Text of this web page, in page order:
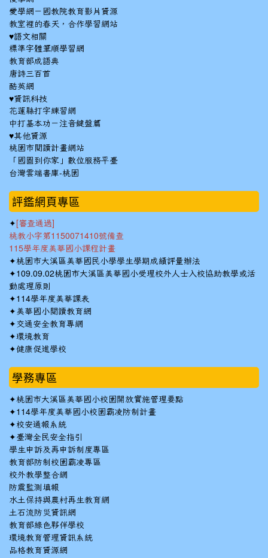
愛學網－國教院教育影片資源
教室裡的春天，合作學習網站
♥語文相關
標準字體筆順學習網
教育部成語典
唐詩三百首
酷英網
♥資訊科技
花蓮縣打字練習網
中打基本功－注音鍵盤篇
♥其他資源
桃園市閱讀計畫網站
「國圖到你家」數位服務平臺
台灣雲端書庫-桃園
::: 評鑑網頁專區
✦ [審查通過]
桃教小字第1150071410號備查
115學年度美華國小課程計畫
✦桃園市大溪區美華國民小學學生學期成績評量辦法
✦109.09.02桃園市大溪區美華國小受理校外人士入校協助教學或活
動處理原則
✦114學年度美華課表
✦美華國小閱讀教育網
✦ 交通安全教育專網
✦環境教育
✦健康促進學校
學務專區
✦桃園市大溪區美華國小校園開放實施管理要點
✦114學年度美華國小校園霸凌防制計畫
✦校安通報系統
✦臺灣全民安全指引
學生申訴及再申訴制度專區
教育部防制校園霸凌專區
校外教學整合網
防震監測填報
水土保持與農村再生教育網
土石流防災資訊網
教育部綠色夥伴學校
環境教育管理資訊系統
品格教育資源網